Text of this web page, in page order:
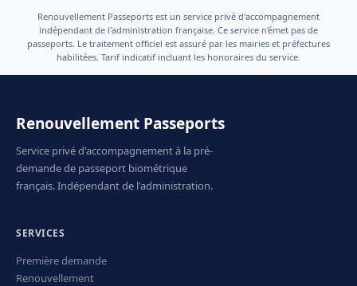
Renouvellement Passeports est un service privé d'accompagnement
indépendant de l'administration française. Ce service n'émet pas de
passeports. Le traitement officiel est assuré par les mairies et préfectures
habilitées. Tarif indicatif incluant les honoraires du service.
Renouvellement Passeports
Service privé d'accompagnement à la pré-
demande de passeport biométrique
français. Indépendant de l'administration.
SERVICES
Première demande
Renouvellement